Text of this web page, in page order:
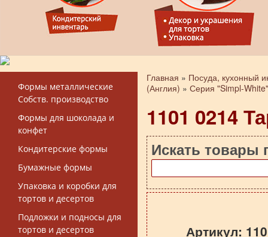
Формы металлические
Собств. производство
Формы для шоколада и
конфет
Кондитерские формы
Бумажные формы
Упаковка и коробки для
тортов и десертов
Подложки и подносы для
тортов и десертов
Вы здесь
Главная » Посуда, кухонный
(Англия) » Серия "Simpl-White"
1101 0214
Искать товары
Артикул: